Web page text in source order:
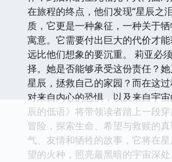
在旅程的终点，他们发现“星辰之
质，它更是一种象征，一种关于
寓意。它需要付出巨大的代价才能
远比他们想象的要沉重。 莉亚必
择。她是否能够承受这份责任？
星辰，拯救自己的家园？而在这
对来自内心的恐惧，以及来自宇
辰的低语》将带领读者踏上一段
冒险，探索生命、希望与救赎的
气、友情和牺牲的故事，它将在
望的火种，照亮最黑暗的宇宙深处